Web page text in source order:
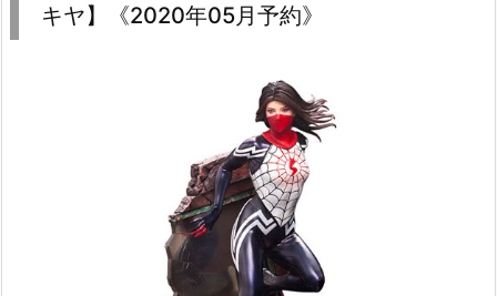
キヤ】《2020年05月予約》